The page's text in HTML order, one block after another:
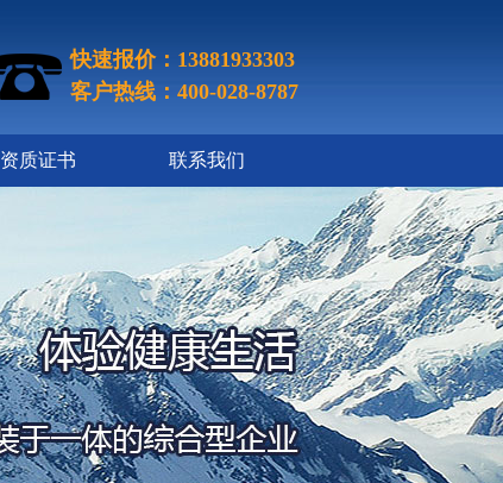
快速报价：13881933303
客户热线：400-028-8787
资质证书 联系我们